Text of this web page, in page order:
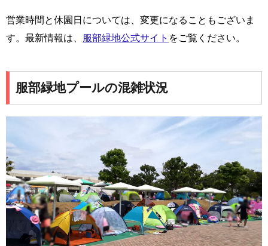
営業時間と休園日については、変更になることもございま
す。最新情報は、
服部緑地公式サイト をご覧ください。
服部緑地プールの混雑状況